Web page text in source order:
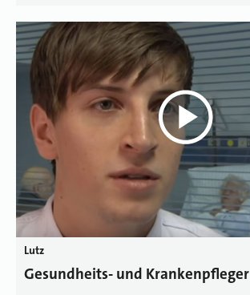
Lutz
Gesundheits- und Krankenpfleger